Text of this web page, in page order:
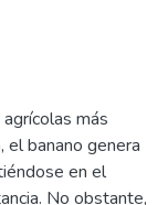
más
el banano genera
en el
No obstante,